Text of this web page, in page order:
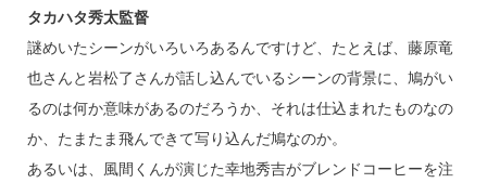
タカハタ秀太監督
謎めいたシーンがいろいろあるんですけど、たとえば、藤原竜
也さんと岩松了さんが話し込んでいるシーンの背景に、鳩がい
るのは何か意味があるのだろうか、それは仕込まれたものなの
か、たまたま飛んできて写り込んだ鳩なのか。
あるいは、風間くんが演じた幸地秀吉がブレンドコーヒーを注